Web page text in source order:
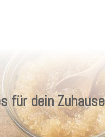
für dein Zuhause